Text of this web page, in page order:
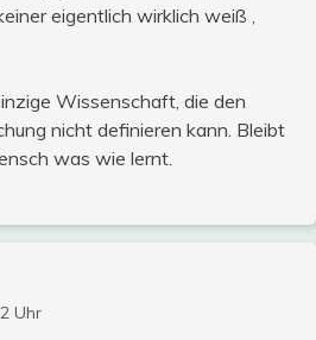
eigentlich wirklich weiß ,
Wissenschaft, die den
nicht definieren kann. Bleibt
was wie lernt.
Uhr